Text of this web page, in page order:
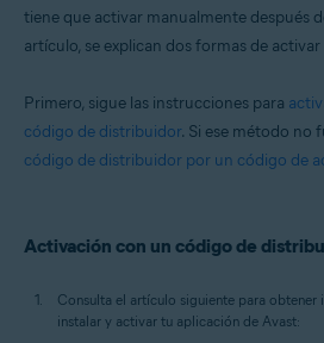
Sistemas operativos:
tiene que activar manualmente después
artículo, se explican dos formas de
Primero, sigue las instrucciones para
código de distribuidor. Si ese método no
código de distribuidor por un código de
Activación con un código de
Consulta el artículo siguiente para obtener
instalar y activar tu aplicación de Avast: